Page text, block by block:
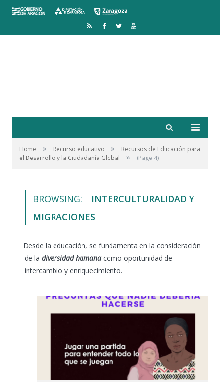
RSS Facebook
TwitterYouTube
Home » Recurso educativo »
Recursos de Educación para
el Desarrollo y la Ciudadanía Global
» (Page 4)
BROWSING:
INTERCULTURALIDAD Y
MIGRACIONES
·
Desde la educación, se fundamenta en la consideración
de la diversidad humana como oportunidad de
intercambio y enriquecimiento.